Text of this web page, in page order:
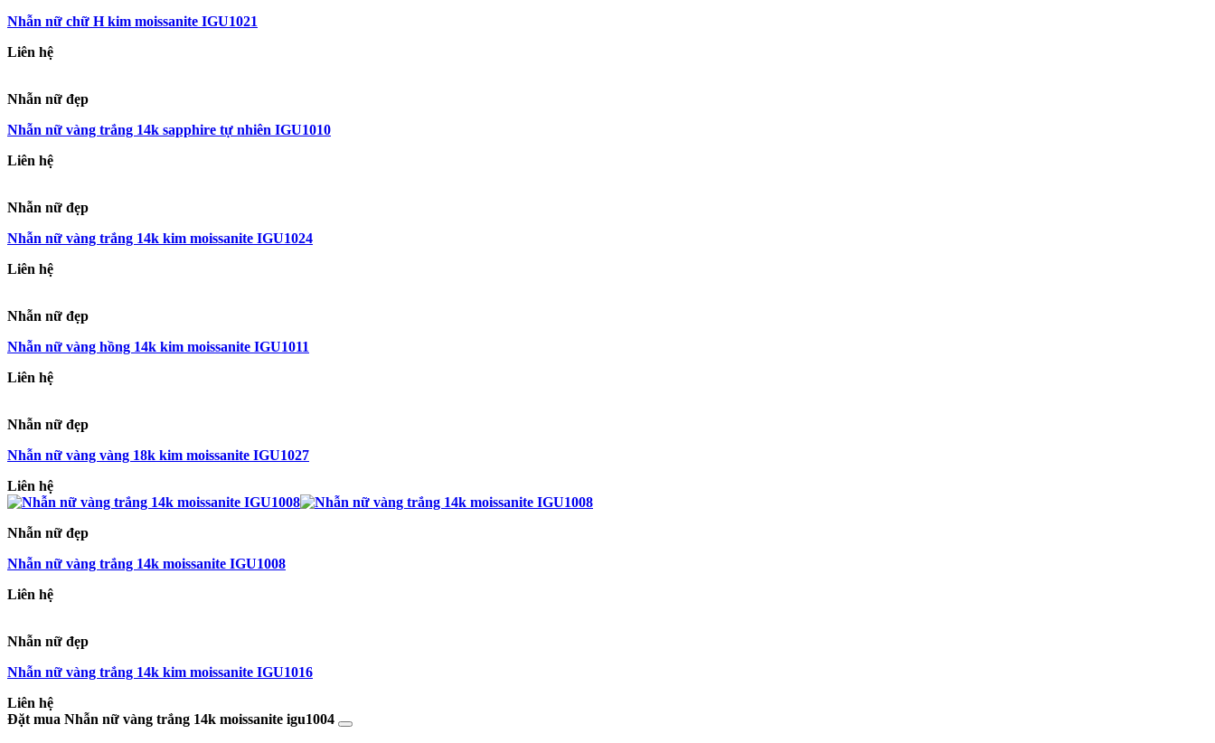
Nhẫn nữ chữ H kim moissanite IGU1021
Liên hệ
Nhẫn nữ đẹp
Nhẫn nữ vàng trắng 14k sapphire tự nhiên IGU1010
Liên hệ
Nhẫn nữ đẹp
Nhẫn nữ vàng trắng 14k kim moissanite IGU1024
Liên hệ
Nhẫn nữ đẹp
Nhẫn nữ vàng hồng 14k kim moissanite IGU1011
Liên hệ
Nhẫn nữ đẹp
Nhẫn nữ vàng vàng 18k kim moissanite IGU1027
Liên hệ
Nhẫn nữ đẹp
Nhẫn nữ vàng trắng 14k moissanite IGU1008
Liên hệ
Nhẫn nữ đẹp
Nhẫn nữ vàng trắng 14k kim moissanite IGU1016
Liên hệ
Đặt mua Nhẫn nữ vàng trắng 14k moissanite igu1004